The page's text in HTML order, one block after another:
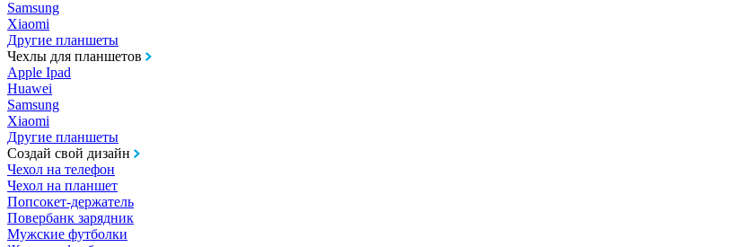
Samsung
Xiaomi
Другие планшеты
Чехлы для планшетов
Apple Ipad
Huawei
Samsung
Xiaomi
Другие планшеты
Создай свой дизайн
Чехол на телефон
Чехол на планшет
Попсокет-держатель
Повербанк зарядник
Мужские футболки